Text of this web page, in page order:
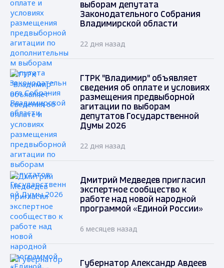
выборам депутата
Законодательного Собрания
Владимирской области
22 дня назад
ГТРК "Владимир" объявляет
сведения об оплате и условиях
размещения предвыборной
агитации по выборам
депутатов Государственной
Думы 2026
22 дня назад
Дмитрий Медведев пригласил
экспертное сообщество к
работе над новой народной
программой «Единой России»
6 месяцев назад
Губернатор Александр Авдеев